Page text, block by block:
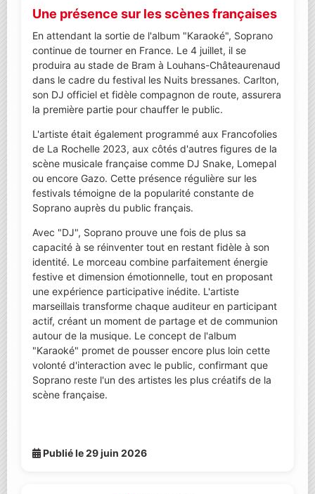
Une présence sur les scènes françaises
En attendant la sortie de l'album "Karaoké", Soprano
continue de tourner en France. Le 4 juillet, il se
produira au stade de Bram à Louhans-Châteaurenaud
dans le cadre du festival les Nuits bressanes. Carlton,
son DJ officiel et fidèle compagnon de route, assurera
la première partie pour chauffer le public.
L'artiste était également programmé aux Francofolies
de La Rochelle 2023, aux côtés d'autres figures de la
scène musicale française comme DJ Snake, Lomepal
ou encore Gazo. Cette présence régulière sur les
festivals témoigne de la popularité constante de
Soprano auprès du public français.
Avec "DJ", Soprano prouve une fois de plus sa
capacité à se réinventer tout en restant fidèle à son
identité. Le morceau combine parfaitement énergie
festive et dimension émotionnelle, tout en proposant
une expérience participative inédite. L'artiste
marseillais transforme chaque auditeur en participant
actif, créant un moment de partage et de communion
autour de la musique. Le concept de l'album
"Karaoké" promet de pousser encore plus loin cette
volonté d'interaction avec le public, confirmant que
Soprano reste l'un des artistes les plus créatifs de la
scène française.
Publié le 29 juin 2026